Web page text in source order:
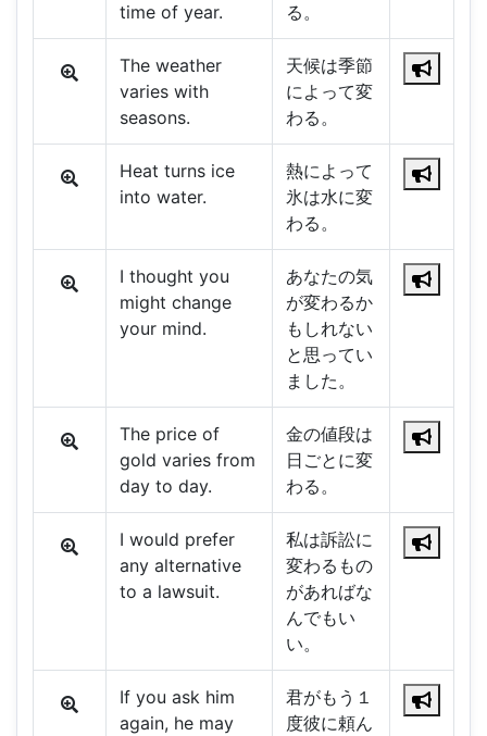
time of year.
る。
The weather
varies with
seasons.
天候は季節
によって変
わる。
Heat turns ice
into water.
熱によって
氷は水に変
わる。
I thought you
might change
your mind.
あなたの気
が変わるか
もしれない
と思ってい
ました。
The price of
gold varies from
day to day.
金の値段は
日ごとに変
わる。
I would prefer
any alternative
to a lawsuit.
私は訴訟に
変わるもの
があればな
んでもい
い。
If you ask him
again, he may
君がもう１
度彼に頼ん